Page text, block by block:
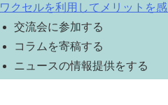
ワクセルを利用してメリットを
交流会に参加する
コラムを寄稿する
ニュースの情報提供をする